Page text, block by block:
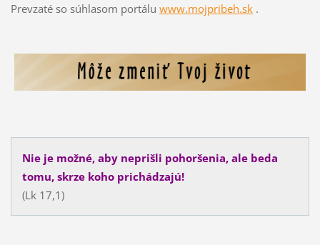
Prevzaté so súhlasom portálu www.mojpribeh.sk.
Nie je možné, aby neprišli pohoršenia, ale beda
tomu, skrze koho prichádzajú!
(Lk 17,1)